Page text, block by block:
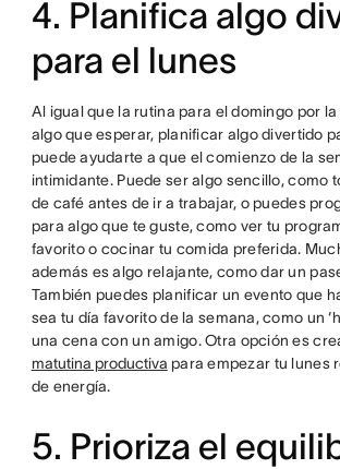
4. Planifica algo
para el lunes
Al igual que la rutina para el domingo por
algo que esperar, planificar algo divertido
puede ayudarte a que el comienzo de la
intimidante. Puede ser algo sencillo, como
de café antes de ir a trabajar, o puedes
para algo que te guste, como ver tu
favorito o cocinar tu comida preferida.
además es algo relajante, como dar un
También puedes planificar un evento que
sea tu día favorito de la semana, como un
una cena con un amigo. Otra opción es
matutina productiva para empezar tu lunes
de energía.
5. Prioriza el